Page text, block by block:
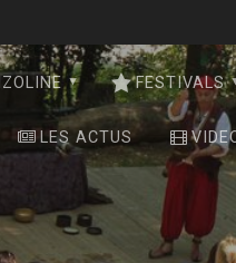
FESTIVALS
LES ACTUS